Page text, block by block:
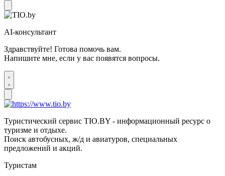
AI-консультант
Здравствуйте! Готова помочь вам.
Напишите мне, если у вас появятся вопросы.
Туристический сервис TIO.BY - информационный ресурс о
туризме и отдыхе.
Поиск автобусных, ж/д и авиатуров, специальных
предложений и акций.
Туристам